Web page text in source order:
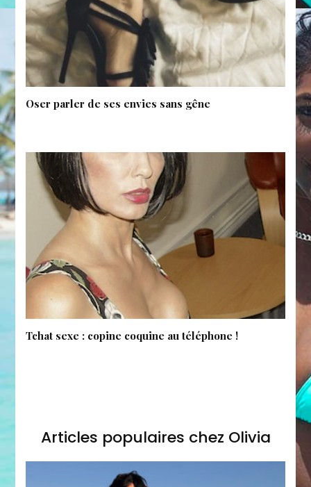
Oser parler de ses envies sans gêne
Tchat sexe : copine coquine au téléphone !
Articles populaires chez Olivia